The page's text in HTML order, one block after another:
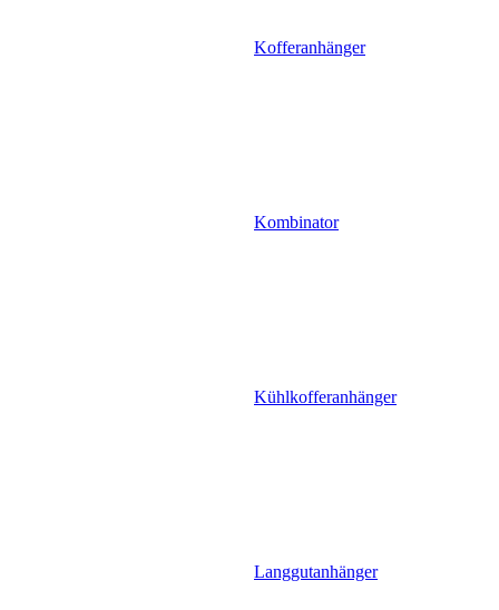
Kofferanhänger
Kombinator
Kühlkofferanhänger
Langgutanhänger